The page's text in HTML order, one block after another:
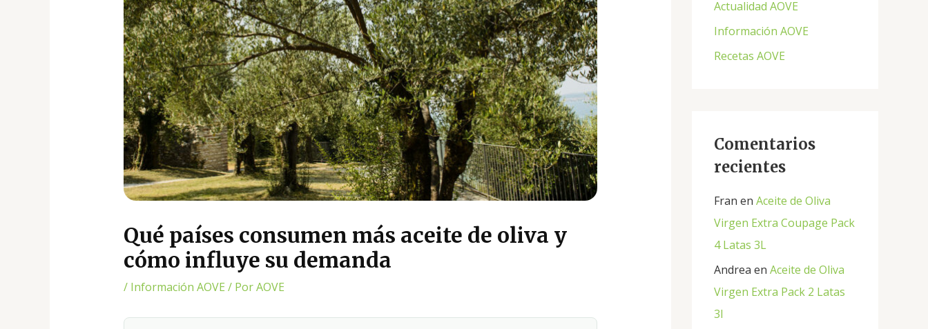
Qué países consumen más aceite de oliva y
cómo influye su demanda
/ Información AOVE / PorAOVE
p
o
r
Actualidad AOVE
Información AOVE
Recetas AOVE
Comentarios
recientes
Fran en Aceite de Oliva
Virgen Extra Coupage Pack
4 Latas 3L
Andrea en Aceite de Oliva
Virgen Extra Pack 2 Latas
3l